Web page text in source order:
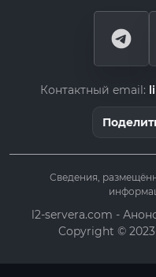
Контактный email:
Сведения,
l2-servera.com -
Copyright ©